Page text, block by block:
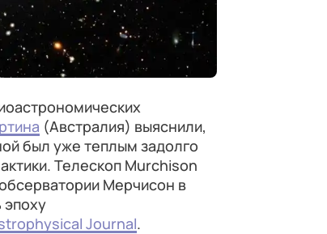
(Австралия) выяснили,
был уже теплым задолго
Телескоп Murchison
Мерчисон в
эпоху
Journal.